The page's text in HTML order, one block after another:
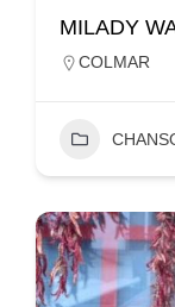
MILADY
COLMAR